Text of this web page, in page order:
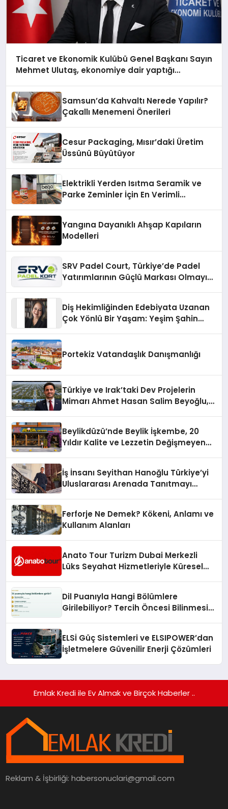
Ticaret ve Ekonomik Kulübü Genel Başkanı Sayın
Mehmet Ulutaş, ekonomiye dair yaptığı
Samsun’da Kahvaltı Nerede Yapılır?
Çakallı Menemeni Önerileri
Cesur Packaging, Mısır’daki Üretim
Üssünü Büyütüyor
Elektrikli Yerden Isıtma Seramik ve
Parke Zeminler İçin En Verimli
Yangına Dayanıklı Ahşap Kapıların
Modelleri
SRV Padel Court, Türkiye’de Padel
Yatırımlarının Güçlü Markası Olmayı
Diş Hekimliğinden Edebiyata Uzanan
Çok Yönlü Bir Yaşam: Yeşim Şahin
Portekiz Vatandaşlık Danışmanlığı
Türkiye ve Irak’taki Dev Projelerin
Mimarı Ahmet Hasan Salim Beyoğlu,
Hayata Geçirecek
Beylikdüzü’nde Beylik İşkembe, 20
Yıldır Kalite ve Lezzetin Değişmeyen
İş İnsanı Seyithan Hanoğlu Türkiye’yi
Uluslararası Arenada Tanıtmayı
Ferforje Ne Demek? Kökeni, Anlamı ve
Kullanım Alanları
Anato Tour Turizm Dubai Merkezli
Lüks Seyahat Hizmetleriyle Küresel
Dil Puanıyla Hangi Bölümlere
Girilebiliyor? Tercih Öncesi Bilinmesi
ELSİ Güç Sistemleri ve ELSIPOWER’dan
İşletmelere Güvenilir Enerji Çözümleri
Emlak Kredi ile Ev Almak ve Birçok Haberler ..
Reklam & İşbirliği:habersonuclari@gmail.com